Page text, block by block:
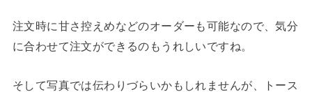
注文時に甘さ控えめなどのオーダーも可能なので、気分
に合わせて注文ができるのもうれしいですね。
そして写真では伝わりづらいかもしれませんが、トース